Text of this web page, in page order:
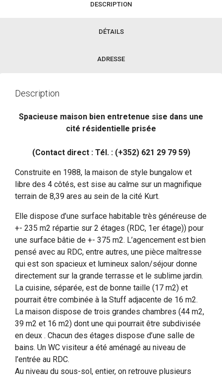
DESCRIPTION
DÉTAILS
ADRESSE
Description
Spacieuse maison bien entretenue sise dans une
cité résidentielle prisée
(Contact direct : Tél. : (+352) 621 29 79 59)
Construite en 1988, la maison de style bungalow et
libre des 4 côtés, est sise au calme sur un magnifique
terrain de 8,39 ares au sein de la cité Kurt.
Elle dispose d’une surface habitable très généreuse de
+- 235 m2 répartie sur 2 étages (RDC, 1er étage)) pour
une surface bâtie de +- 375 m2. L’agencement est bien
pensé avec au RDC, entre autres, une pièce maîtresse
qui est son spacieux et lumineux salon/séjour donne
directement sur la grande terrasse et le sublime jardin.
La cuisine, séparée, est de bonne taille (17 m2) et
pourrait être combinée à la Stuff adjacente de 16 m2.
La maison dispose de trois grandes chambres (44 m2,
39 m2 et 16 m2) dont une qui pourrait être subdivisée
en deux . Chacun des étages dispose d’une salle de
bains. Un WC visiteur a été aménagé au niveau de
l’entrée au RDC.
Au niveau du sous-sol, entier, on retrouve plusieurs